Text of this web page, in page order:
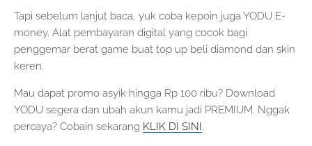
Tapi sebelum lanjut baca, yuk coba kepoin juga YODU E-
money. Alat pembayaran digital yang cocok bagi
penggemar berat game buat top up beli diamond dan skin
keren.
Mau dapat promo asyik hingga Rp 100 ribu? Download
YODU segera dan ubah akun kamu jadi PREMIUM. Nggak
percaya? Cobain sekarang KLIK DI SINI.